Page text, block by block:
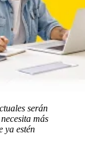
serán
más
ya estén